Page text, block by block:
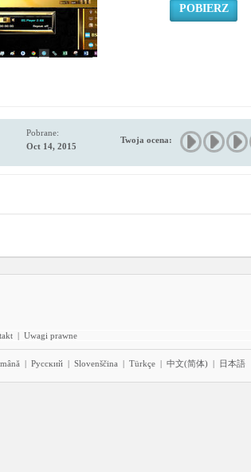
POBIERZ
Pobrane:
Oct 14, 2015
Twoja ocena:
| Uwagi prawne
| Pyccĸий | Slovenščina | Türkçe | 中文(简体) | 日本語